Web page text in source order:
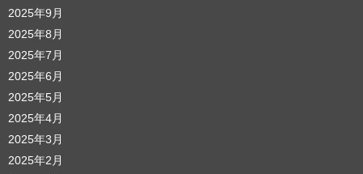
2025年9月
2025年8月
2025年7月
2025年6月
2025年5月
2025年4月
2025年3月
2025年2月